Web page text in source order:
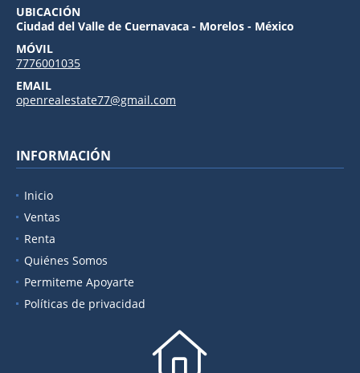
UBICACIÓN
Ciudad del Valle de Cuernavaca - Morelos - México
MÓVIL
7776001035
EMAIL
openrealestate77@gmail.com
INFORMACIÓN
Inicio
Ventas
Renta
Quiénes Somos
Permiteme Apoyarte
Políticas de privacidad